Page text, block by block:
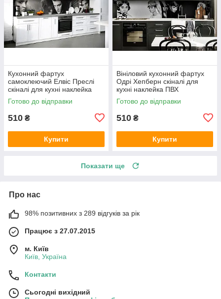
Кухонний фартух
самоклеючий Елвіс Преслі
скіналі для кухні наклейка
ПВХ ретро співаки сірий
600х2000 мм
Готово до відправки
510 ₴
Купити
Вініловий кухонний фартух
Одрі Хепберн скіналі для
кухні наклейка ПВХ
персонажі ретро Чорно-білий
600х2000 мм
Готово до відправки
510 ₴
Купити
Показати ще
Про нас
98% позитивних з 289 відгуків за рік
Працює з 27.07.2015
м. Київ
Київ, Україна
Контакти
Сьогодні вихідний